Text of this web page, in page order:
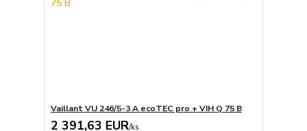
Vaillant VU 246/5-3 A ecoTEC pro + VIH Q 75 B
2 391,63 EUR/ks